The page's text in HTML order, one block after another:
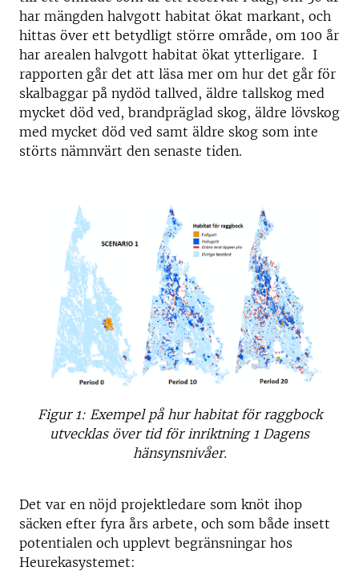
har mängden halvgott habitat ökat markant, och
hittas över ett betydligt större område, om 100 år
har arealen halvgott habitat ökat ytterligare. I
rapporten går det att läsa mer om hur det går för
skalbaggar på nydöd tallved, äldre tallskog med
mycket död ved, brandpräglad skog, äldre lövskog
med mycket död ved samt äldre skog som inte
störts nämnvärt den senaste tiden.
Figur 1: Exempel på hur habitat för raggbock
utvecklas över tid för inriktning 1 Dagens
hänsynsnivåer.
Det var en nöjd projektledare som knöt ihop
säcken efter fyra års arbete, och som både insett
potentialen och upplevt begränsningar hos
Heurekasystemet: